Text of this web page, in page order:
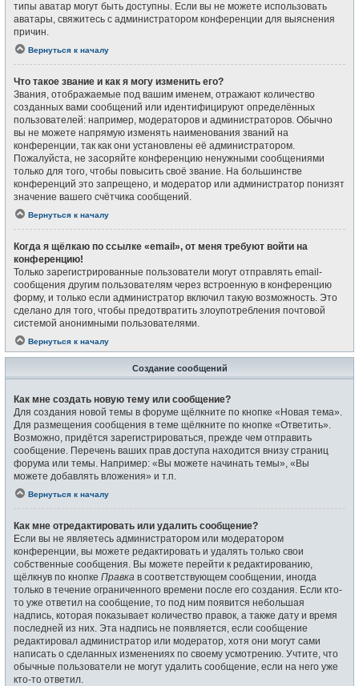
типы аватар могут быть доступны. Если вы не можете использовать
аватары, свяжитесь с администратором конференции для выяснения
причин.
Вернуться к началу
Что такое звание и как я могу изменить его?
Звания, отображаемые под вашим именем, отражают количество
созданных вами сообщений или идентифицируют определённых
пользователей: например, модераторов и администраторов. Обычно
вы не можете напрямую изменять наименования званий на
конференции, так как они установлены её администратором.
Пожалуйста, не засоряйте конференцию ненужными сообщениями
только для того, чтобы повысить своё звание. На большинстве
конференций это запрещено, и модератор или администратор понизят
значение вашего счётчика сообщений.
Вернуться к началу
Когда я щёлкаю по ссылке «email», от меня требуют войти на
конференцию!
Только зарегистрированные пользователи могут отправлять email-
сообщения другим пользователям через встроенную в конференцию
форму, и только если администратор включил такую возможность. Это
сделано для того, чтобы предотвратить злоупотребления почтовой
системой анонимными пользователями.
Вернуться к началу
Создание сообщений
Как мне создать новую тему или сообщение?
Для создания новой темы в форуме щёлкните по кнопке «Новая тема».
Для размещения сообщения в теме щёлкните по кнопке «Ответить».
Возможно, придётся зарегистрироваться, прежде чем отправить
сообщение. Перечень ваших прав доступа находится внизу страниц
форума или темы. Например: «Вы можете начинать темы», «Вы
можете добавлять вложения» и т.п.
Вернуться к началу
Как мне отредактировать или удалить сообщение?
Если вы не являетесь администратором или модератором
конференции, вы можете редактировать и удалять только свои
собственные сообщения. Вы можете перейти к редактированию,
щёлкнув по кнопке Правка в соответствующем сообщении, иногда
только в течение ограниченного времени после его создания. Если кто-
то уже ответил на сообщение, то под ним появится небольшая
надпись, которая показывает количество правок, а также дату и время
последней из них. Эта надпись не появляется, если сообщение
редактировал администратор или модератор, хотя они могут сами
написать о сделанных изменениях по своему усмотрению. Учтите, что
обычные пользователи не могут удалить сообщение, если на него уже
кто-то ответил.